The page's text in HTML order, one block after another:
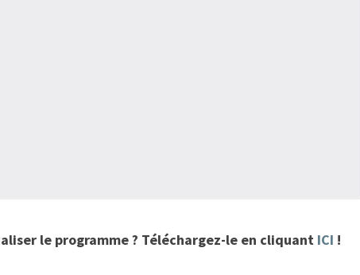
le programme ? Téléchargez-le en cliquant ICI !